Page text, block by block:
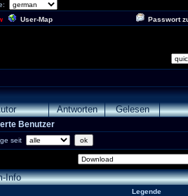
User-Map Passwort
Antworten Gelesen
Benutzer
seit
Info
Legende